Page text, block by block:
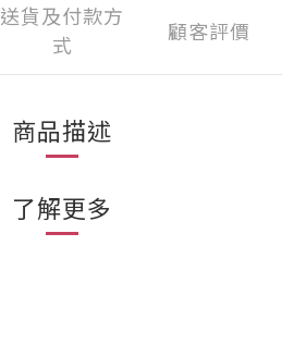
送貨及付款方
式
顧客評價
商品描述
了解更多